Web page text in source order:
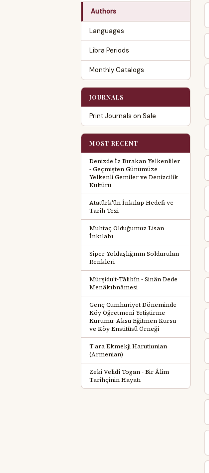
Authors
Languages
Libra Periods
Monthly Catalogs
JOURNALS
Print Journals on Sale
MOST RECENT
Denizde İz Bırakan Yelkenliler
- Geçmişten Günümüze
Yelkenli Gemiler ve Denizcilik
Kültürü
Atatürk'ün İnkılap Hedefi ve
Tarih Tezi
Muhtaç Olduğumuz Lisan
İnkılabı
Siper Yoldaşlığının Soldurulan
Renkleri
Mürşidü't-Tālibîn - Sinân Dede
Menâkıbnâmesi
Genç Cumhuriyet Döneminde
Köy Öğretmeni Yetiştirme
Kurumu: Aksu Eğitmen Kursu
ve Köy Enstitüsü Örneği
T'ara Ekmekji Harutiunian
(Armenian)
Zeki Velidî Togan - Bir Âlim
Tarihçinin Hayatı